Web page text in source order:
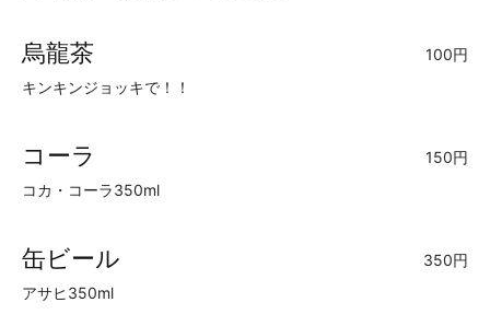
烏龍茶
100円
キンキンジョッキで！！
コーラ
150円
コカ・コーラ350ml
缶ビール
350円
アサヒ350ml